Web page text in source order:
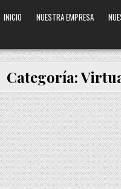
INICIO NUESTRA EMPRESA
Categoría: